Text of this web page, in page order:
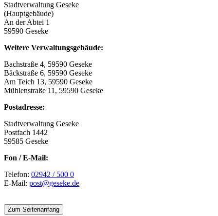
Stadtverwaltung Geseke
(Hauptgebäude)
An der Abtei 1
59590 Geseke
Weitere Verwaltungsgebäude:
Bachstraße 4, 59590 Geseke
Bäckstraße 6, 59590 Geseke
Am Teich 13, 59590 Geseke
Mühlenstraße 11, 59590 Geseke
Postadresse:
Stadtverwaltung Geseke
Postfach 1442
59585 Geseke
Fon / E-Mail:
Telefon: 02942 / 500 0
E-Mail: post@geseke.de
Zum Seitenanfang